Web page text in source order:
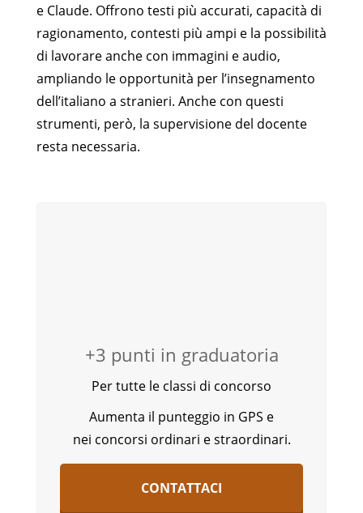
e Claude. Offrono testi più accurati, capacità di
ragionamento, contesti più ampi e la possibilità
di lavorare anche con immagini e audio,
ampliando le opportunità per l’insegnamento
dell’italiano a stranieri. Anche con questi
strumenti, però, la supervisione del docente
resta necessaria.
+3 punti in graduatoria
Per tutte le classi di concorso
Aumenta il punteggio in GPS e
nei concorsi ordinari e straordinari.
CONTATTACI